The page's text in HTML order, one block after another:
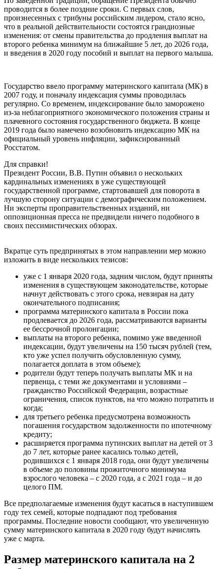
проводится в более поздние сроки. С первых слов,
произнесенных с трибуны российским лидером, стало ясно,
что в реальной действительности состоятся грандиозные
изменения: от смены правительства до продления выплат на
второго ребенка минимум на ближайшие 5 лет, до 2026 года,
и введения в 2020 году пособий и выплат на первого малыша.
Государство ввело программу материнского капитала (МК) в
2007 году, и поначалу индексация суммы проводилась
регулярно. Со временем, индексирование было заморожено
из-за неблагоприятного экономического положения страны и
плачевного состояния государственного бюджета. В конце
2019 года было намечено возобновить индексацию МК на
официальный уровень инфляции, зафиксированный
Росстатом.
Для справки!
Президент России, В.В. Путин объявил о нескольких
кардинальных изменениях в уже существующей
государственной программе, стартовавшей для поворота в
лучшую сторону ситуации с демографическим положением.
Ни эксперты проправительственных изданий, ни
оппозиционная пресса не предвидели ничего подобного в
своих пессимистических обзорах.
Вкратце суть предпринятых в этом направлении мер можно
изложить в виде нескольких тезисов:
уже с 1 января 2020 года, задним числом, будут приняты
изменения в существующем законодательстве, которые
начнут действовать с этого срока, невзирая на дату
окончательного подписания;
программа материнского капитала в России пока
продлевается до 2026 года, рассматриваются варианты
ее бессрочной пролонгации;
выплаты на второго ребенка, помимо уже введенной
индексации, будут увеличены на 150 тысяч рублей (тем,
кто уже успел получить обусловленную сумму,
полагается доплата в этом объеме);
родители будут теперь получать выплаты МК и на
первенца, с теми же документами и условиями –
гражданство Российской Федерации, возрастные
ограничения, список пунктов, на что можно потратить и
когда;
для третьего ребенка предусмотрена возможность
погашения государством задолженности по ипотечному
кредиту;
расширяется программа путинских выплат на детей от 3
до 7 лет, которые ранее касались только детей,
родившихся с 1 января 2018 года, они будут увеличены
в объеме до половины прожиточного минимума
взрослого человека – с 2020 года, а с 2021 года – и до
целого ПМ.
Все предполагаемые изменения будут касаться в наступившем
году тех семей, которые подпадают под требования
программы. Последние новости сообщают, что увеличенную
сумму материнского капитала в 2020 году будут начислять
уже с марта.
Размер материнского капитала на 2